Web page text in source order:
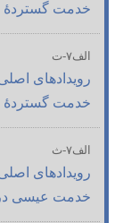
خدمت گستردهٔ
الف۷-‏ت
رویدادهای
خدمت گستردهٔ
الف۷-‏ث
رویدادهای
خدمت عیسی در